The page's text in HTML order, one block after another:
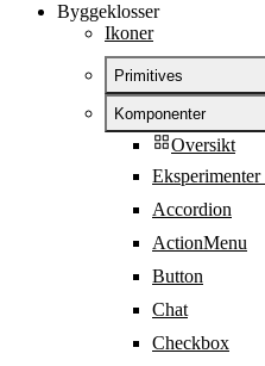
Byggeklosser
Ikoner
Primitives
Komponenter
Oversikt
Eksperimenter
Accordion
ActionMenu
Button
Chat
Checkbox